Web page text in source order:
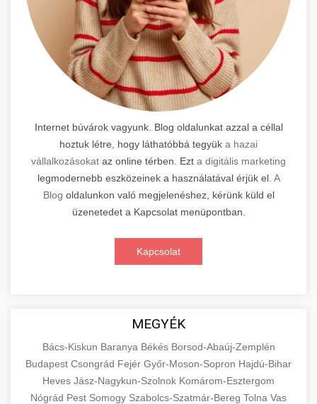
Internet búvárok vagyunk. Blog oldalunkat azzal a céllal
hoztuk létre, hogy láthatóbbá tegyük a hazai
vállalkozásokat az online térben. Ezt a digitális marketing
legmodernebb eszközeinek a használatával érjük el. A
Blog oldalunkon való megjelenéshez, kérünk küld el
üzenetedet a Kapcsolat menüpontban.
Kapcsolat
MEGYÉK
Bács-Kiskun Baranya Békés Borsod-Abaúj-Zemplén
Budapest Csongrád Fejér Győr-Moson-Sopron Hajdú-Bihar
Heves Jász-Nagykun-Szolnok Komárom-Esztergom
Nógrád Pest Somogy Szabolcs-Szatmár-Bereg Tolna Vas